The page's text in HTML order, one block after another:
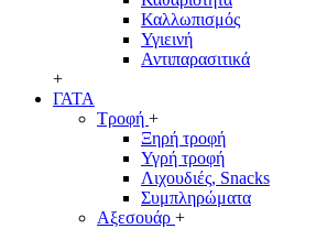
Καλλωπισμός
Υγιεινή
Αντιπαρασιτικά
+
ΓΑΤΑ
Τροφή +
Ξηρή τροφή
Υγρή τροφή
Λιχουδιές, Snacks
Συμπληρώματα
Αξεσουάρ +